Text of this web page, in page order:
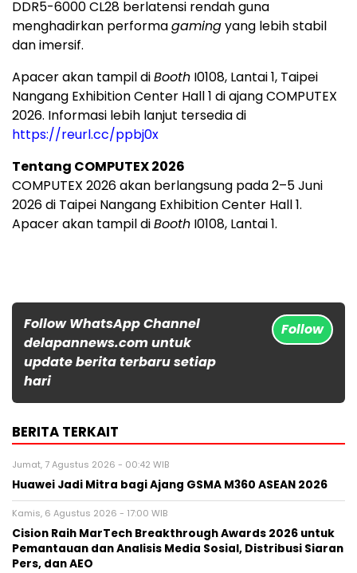
DDR5-6000 CL28 berlatensi rendah guna
menghadirkan performagamingyang lebih stabil
dan imersif.
Apacer akan tampil diBooth I0108, Lantai 1, Taipei
Nangang Exhibition Center Hall 1 di ajang COMPUTEX
2026. Informasi lebih lanjut tersedia di
https://reurl.cc/ppbj0x
Tentang COMPUTEX 2026
COMPUTEX 2026 akan berlangsung pada 2–5 Juni
2026 di Taipei Nangang Exhibition Center Hall 1.
Apacer akan tampil diBooth I0108, Lantai 1.
Follow WhatsApp Channel
delapannews.com untuk
update berita terbaru setiap
hari
Follow
BERITA TERKAIT
Jumat, 7 Agustus 2026 - 00:42 WIB
Huawei Jadi Mitra bagi Ajang GSMA M360 ASEAN 2026
Kamis, 6 Agustus 2026 - 17:00 WIB
Cision Raih MarTech Breakthrough Awards 2026 untuk
Pemantauan dan Analisis Media Sosial, Distribusi Siaran
Pers, dan AEO